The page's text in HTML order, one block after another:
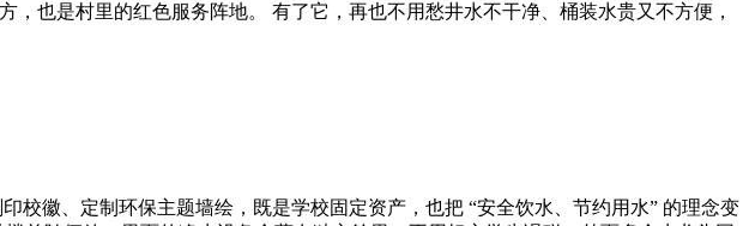
也是村里的红色服务阵地。 有了它，再也不用愁井水不干净、桶装水贵又不方便，
校徽、定制环保主题墙绘，既是学校固定资产，也把 “安全饮水、节约用水” 的理念变